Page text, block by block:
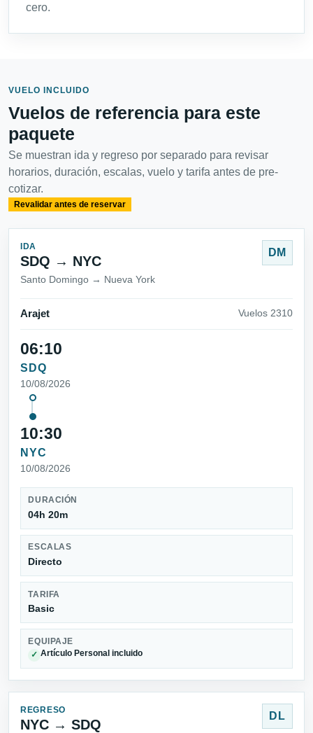
cero.
VUELO INCLUIDO
Vuelos de referencia para este
paquete
Se muestran ida y regreso por separado para revisar
horarios, duración, escalas, vuelo y tarifa antes de pre-
cotizar.
Revalidar antes de reservar
IDA
SDQ → NYC
Santo Domingo → Nueva York
DM
Arajet Vuelos 2310
06:10
SDQ
10/08/2026
10:30
NYC
10/08/2026
DURACIÓN
04h 20m
ESCALAS
Directo
TARIFA
Basic
EQUIPAJE
✓ Artículo Personal incluido
REGRESO
NYC → SDQ
DL